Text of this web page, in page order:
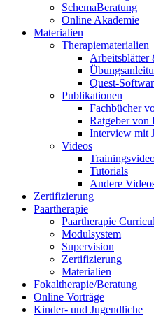
SchemaBeratung
Online Akademie
Materialien
Therapiematerialien
Arbeitsblätter
Quest-
Publikationen
Fachbücher
Ratgeber von
Interview mit
Videos
Tutorials
Andere
Zertifizierung
Paartherapie
Paartherapie
Modulsystem
Supervision
Zertifizierung
Materialien
Fokaltherapie/Beratung
Online Vorträge
Kinder- und Jugendliche